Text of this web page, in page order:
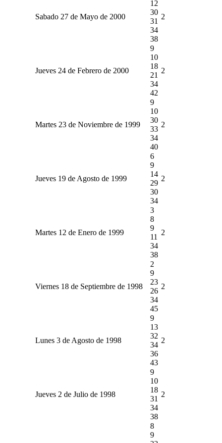
Sabado 27 de Mayo de 2000
12
30
31
34
38
2
Jueves 24 de Febrero de 2000
9
10
18
21
34
42
2
Martes 23 de Noviembre de 1999
9
10
30
33
34
40
2
Jueves 19 de Agosto de 1999
6
9
14
29
30
34
2
Martes 12 de Enero de 1999
3
8
9
11
34
38
2
Viernes 18 de Septiembre de 1998
2
9
23
26
34
45
2
Lunes 3 de Agosto de 1998
9
13
32
34
36
43
2
Jueves 2 de Julio de 1998
9
10
18
31
34
38
2
8
9